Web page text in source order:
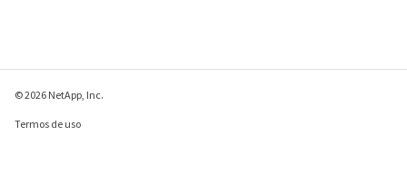
© 2026 NetApp, Inc.
Termos de uso